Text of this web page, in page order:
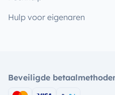
Hulp voor eigenaren
Beveiligde